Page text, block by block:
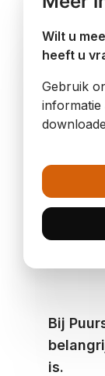
Wilt u
heeft u
Gebruik
Bij
is.